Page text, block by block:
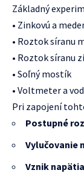
Základný
• Zinkovú a
• Roztok síranu
• Roztok síranu
• Soľný mostík
• Voltmeter a
Pri zapojení
Postupné
Vylučovanie
Vznik napätia